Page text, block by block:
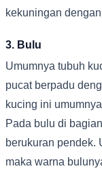
kekuningan
3. Bulu
Umumnya tubuh
pucat berpadu
kucing ini
Pada bulu di
berukuran pendek.
maka warna